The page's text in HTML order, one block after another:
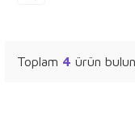
Toplam 4 ürün